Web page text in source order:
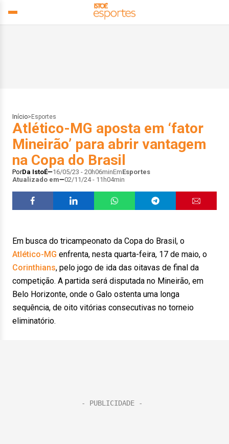
Início> Esportes
Atlético-MG aposta em ‘fator
Mineirão’ para abrir vantagem
na Copa do Brasil
PorDa IstoÉ 16/05/23 - 20h06minEmEsportes
Atualizado em
02/11/24 - 11h04min
Em busca do tricampeonato da Copa do Brasil, o
Atlético-MG enfrenta, nesta quarta-feira, 17 de maio, o
Corinthians, pelo jogo de ida das oitavas de final da
competição. A partida será disputada no Mineirão, em
Belo Horizonte, onde o Galo ostenta uma longa
sequência, de oito vitórias consecutivas no torneio
eliminatório.